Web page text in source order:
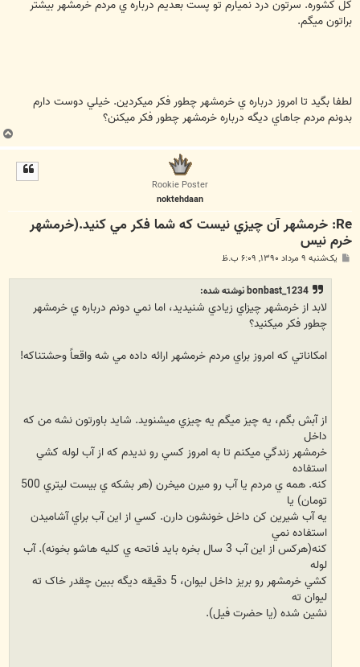
کل کشوره. سرتون درد نميارم تو پست بعديم درباره ي مردم خرمشهر بیشتر
براتون میگم.
لطفا بگيد تا امروز درباره ي خرمشهر چطور فکر ميکردين. خيلي دوست دارم
بدونم مردم جاهاي ديگه درباره خرمشهر چطور فکر ميکنن؟
ب
ا
Rookie Poster
noktehdaan
Re: خرمشهر آن چيزي نيست که شما فکر مي کنيد.(خرمشهر
خرم نیس
پ یک‌شنبه ۹ مرداد ۱۳۹۰, ۶:۰۹ ب.ظ
bonbast_1234 نوشته شده:
لابد از خرمشهر چيزاي زيادي شنيديد، اما نمي دونم درباره ي خرمشهر
چطور فکر ميکنيد؟
امکاناتي که امروز براي مردم خرمشهر ارائه داده مي شه واقعاً وحشتناکه!
از آبش بگم، يه چيز ميگم يه چيزي ميشنويد. شايد باورتون نشه من که
داخل
خرمشهر زندگي ميکنم تا به امروز کسي رو نديدم که از آب لوله کشي
استفاده
کنه. همه ي مردم يا آب رو ميرن ميخرن (هر بشکه ي بيست ليتري 500
تومان) يا
يه آب شيرين کن داخل خونشون دارن. کسي از اين آب براي آشاميدن
استفاده نمي
کنه(هرکس از اين آب 3 سال بخره بايد فاتحه ي کليه هاشو بخونه). آب
لوله
کشي خرمشهر رو بريز داخل ليوان، 5 دقيقه ديگه ببين چقدر خاک ته
ليوان ته
نشين شده (يا حضرت فيل).